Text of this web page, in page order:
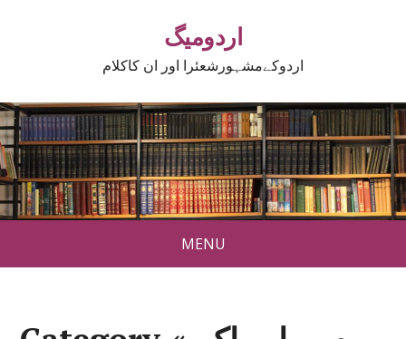
اردومیگ
اردوکےمشہورشعئرا اور ان کاکلام
MENU